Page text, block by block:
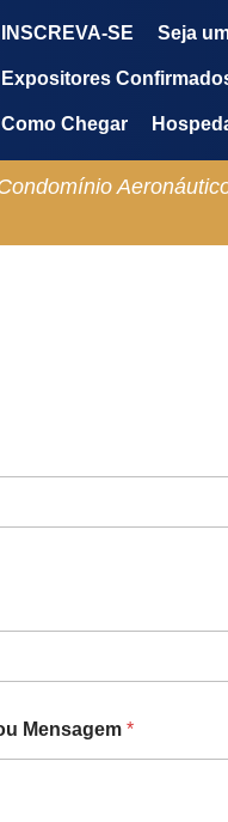
INSCREVA-SE Seja
Expositores
Como Chegar
Mensagem *